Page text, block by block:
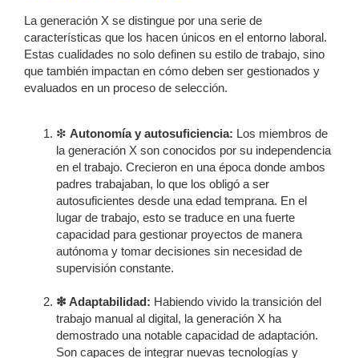
La generación X se distingue por una serie de
características que los hacen únicos en el entorno laboral.
Estas cualidades no solo definen su estilo de trabajo, sino
que también impactan en cómo deben ser gestionados y
evaluados en un proceso de selección.
❇ Autonomía y autosuficiencia: Los miembros de
la generación X son conocidos por su independencia
en el trabajo. Crecieron en una época donde ambos
padres trabajaban, lo que los obligó a ser
autosuficientes desde una edad temprana. En el
lugar de trabajo, esto se traduce en una fuerte
capacidad para gestionar proyectos de manera
autónoma y tomar decisiones sin necesidad de
supervisión constante.
❇ Adaptabilidad: Habiendo vivido la transición del
trabajo manual al digital, la generación X ha
demostrado una notable capacidad de adaptación.
Son capaces de integrar nuevas tecnologías y